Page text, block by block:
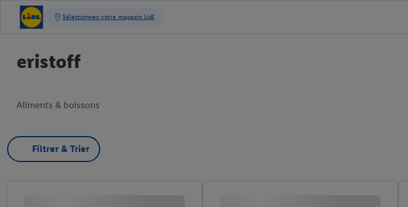
eristoff
Aliments & boissons
Filtrer & Trier